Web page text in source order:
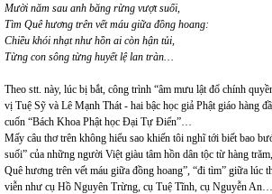
Mười năm sau anh băng rừng vượt suối,
Tìm Quê hương trên vết máu giữa đồng hoang:
Chiều khói nhạt như hồn ai còn hận tủi,
Từng con sông từng huyết lệ lan tràn…
Theo stt. này, lúc bị bắt, công trình “âm mưu lật đổ chính
vị Tuệ Sỹ và Lê Mạnh Thát - hai bậc học giả Phật giáo hàng
cuốn “Bách Khoa Phật học Đại Tự Điển”…
Mấy câu thơ trên không hiểu sao khiến tôi nghĩ tới biết bao
suối” của những người Việt giàu tâm hồn dân tộc từ hàng
Quê hương trên vết máu giữa đồng hoang”, “đi tìm” giữa lúc
viễn như cụ Hồ Nguyên Trừng, cụ Tuệ Tĩnh, cụ Nguyễn An…